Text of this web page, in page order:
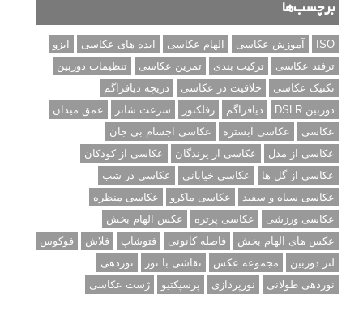
برچسب‌ها
ISO آموزش عکاسی الهام عکاسی ایده های عکاسی
ایزو
ترفند عکاسی
ترکیب بندی تمرین عکاسی
تنظیمات دوربین
تکنیک عکاسی
خلاقیت در عکاسی
دریچه دیافراگم
دوربین DSLR
دیافراگم رفلکتور سرعت شاتر
عمق میدان
عکاسی
عکاسی آبستره
عکاسی اجسام بی جان
عکاسی از مدل
عکاسی از پرندگان
عکاسی از کودکان
عکاسی از گل ها
عکاسی خیابانی
عکاسی در شب
عکاسی سیاه و سفید
عکاسی ماکرو
عکاسی منظره
عکاسی ورزشی
عکاسی پرتره
عکس الهام بخش
عکس های الهام بخش
فاصله کانونی فتوشاپ فلاش
فوکوس
لنز دوربین
مجموعه عکس نقاشی با نور
نوردهی
نوردهی طولانی
نورپردازی پرسپکتیو ژست عکاسی